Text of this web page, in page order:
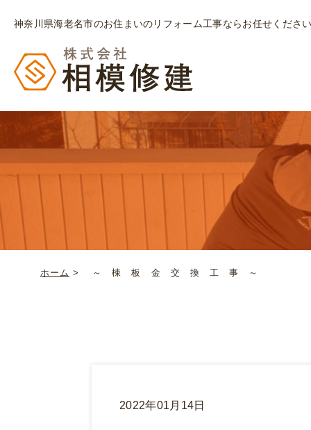
神奈川県海老名市のお住まいのリフォーム工事ならお任せくださ
ホーム > ～ 棟 板 金 交 換 工 事 ～
2022年01月14日